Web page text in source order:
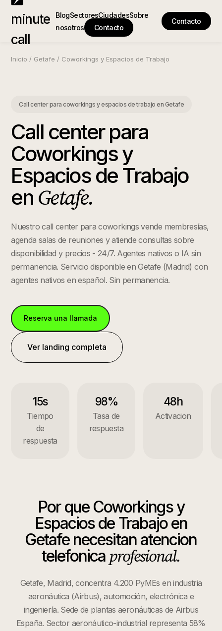
minute
call
BlogSectoresCiudadesSobre
nosotros
Contacto
Contacto
Inicio / Getafe / Coworkings y Espacios de Trabajo
Call center para coworkings y espacios de trabajo en Getafe
Call center para
Coworkings y
Espacios de Trabajo
en Getafe.
Nuestro call center para coworkings vende membresías,
agenda salas de reuniones y atiende consultas sobre
disponibilidad y precios - 24/7. Agentes nativos o IA sin
permanencia. Servicio disponible enGetafe (Madrid) con
agentes nativos en español. Sin permanencia.
Reserva una llamada
Ver landing completa
15s
Tiempo
de
respuesta
98%
Tasa de
respuesta
48h
Activacion
Por que Coworkings y
Espacios de Trabajoen
Getafenecesitan atencion
telefonica profesional.
Getafe, Madrid, concentra 4.200 PyMEs en industria
aeronáutica (Airbus), automoción, electrónica e
ingeniería. Sede de plantas aeronáuticas de Airbus
España. Sector aeronáutico-industrial representa 58%